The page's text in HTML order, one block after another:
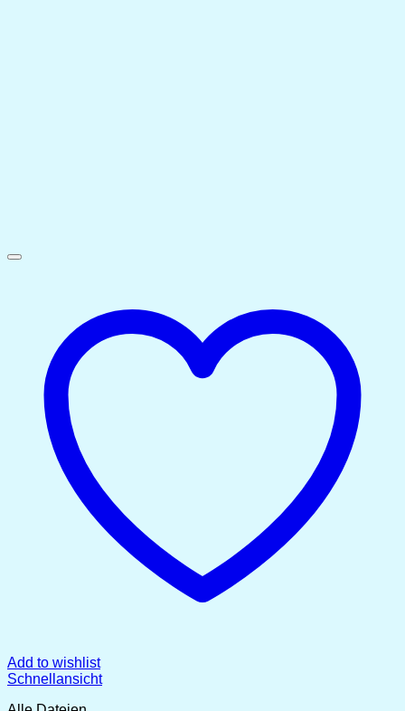
Add to wishlist
Schnellansicht